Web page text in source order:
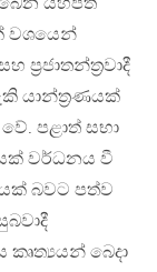
වශයෙන්
ප්‍රජාතන්ත්‍රවාදී
යාන්ත්‍රණයක්
පළාත් සභා
වර්ධනය වී
බවට පත්ව
බෙදා